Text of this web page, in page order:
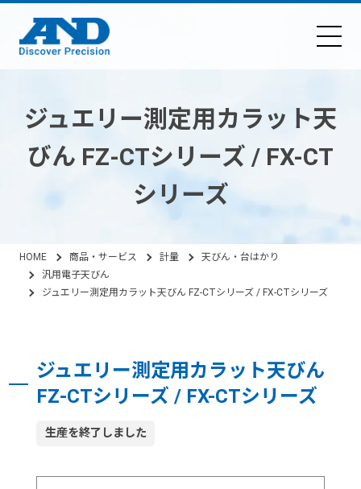
ジュエリー測定用カラット天
びん FZ-CTシリーズ / FX-CT
シリーズ
HOME 商品・サービス 計量
天びん・台はかり
汎用電子天びん
ジュエリー測定用カラット天びん FZ-CTシリーズ / FX-CTシリーズ
ジュエリー測定用カラット天びん
FZ-CTシリーズ / FX-CTシリーズ
生産を終了しました